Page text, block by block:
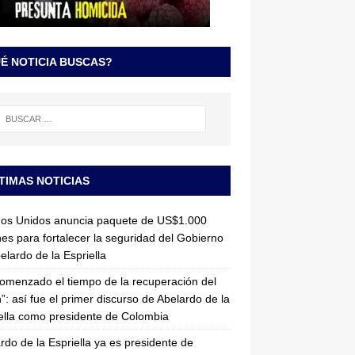
NOTICIA BUSCAS?
NOTICIAS
Unidos anuncia paquete de US$1.000
para fortalecer la seguridad del Gobierno
de la Espriella
el tiempo de la recuperación del
así fue el primer discurso de Abelardo de la
como presidente de Colombia
de la Espriella ya es presidente de